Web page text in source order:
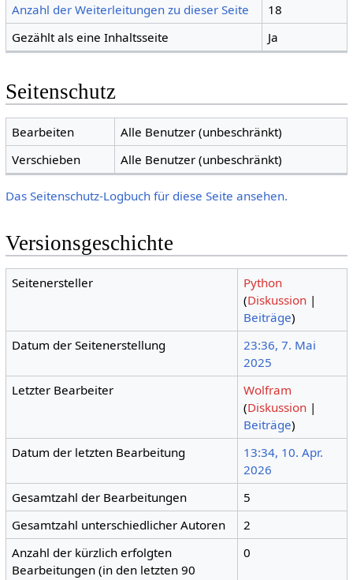
Anzahl der Weiterleitungen zu dieser Seite
18
Gezählt als eine Inhaltsseite
Ja
Seitenschutz
Bearbeiten
Alle Benutzer (unbeschränkt)
Verschieben
Alle Benutzer (unbeschränkt)
Das Seitenschutz-Logbuch für diese Seite ansehen.
Versionsgeschichte
Seitenersteller
Python
(Diskussion |
Beiträge)
Datum der Seitenerstellung
23:36, 7. Mai
2025
Letzter Bearbeiter
Wolfram
(Diskussion |
Beiträge)
Datum der letzten Bearbeitung
13:34, 10. Apr.
2026
Gesamtzahl der Bearbeitungen
5
Gesamtzahl unterschiedlicher Autoren
2
Anzahl der kürzlich erfolgten
Bearbeitungen (in den letzten 90
0